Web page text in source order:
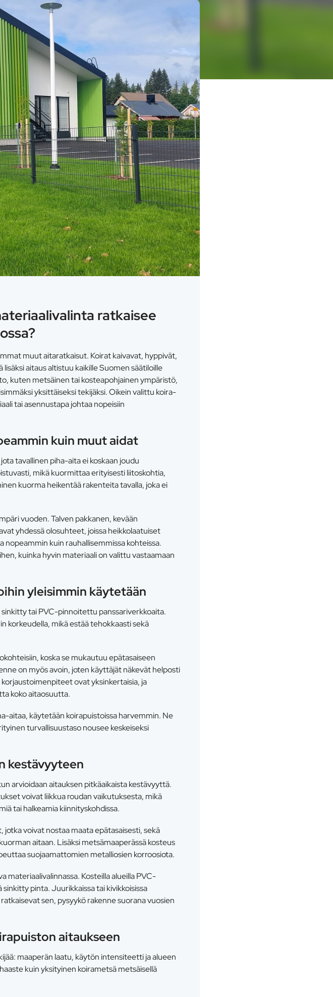
ratkaisee
muut aitaratkaisut. Koirat kaivavat, hyppivät,
aitaus altistuu kaikille Suomen säätiloille
kuten metsäinen tai kosteapohjainen ympäristö,
yksittäiseksi tekijäksi. Oikein valittu koira-
tai asennustapa johtaa nopeisiin
kuin muut aidat
tavallinen piha-aita ei koskaan joudu
mikä kuormittaa erityisesti liitoskohtia,
kuorma heikentää rakenteita tavalla, joka ei
vuoden. Talven pakkanen, kevään
yhdessä olosuhteet, joissa heikkolaatuiset
kuin rauhallisemmissa kohteissa.
kuinka hyvin materiaali on valittu vastaamaan
yleisimmin käytetään
sinkitty tai PVC-pinnoitettu panssariverkkoaita.
mikä estää tehokkaasti sekä
koska se mukautuu epätasaiseen
on myös avoin, joten käyttäjät näkevät helposti
ovat yksinkertaisia, ja
koko aitaosuutta.
aitaa, käytetään koirapuistoissa harvemmin. Ne
turvallisuustaso nousee keskeiseksi
kestävyyteen
arvioidaan aitauksen pitkäaikaista kestävyyttä.
voivat liikkua roudan vaikutuksesta, mikä
tai halkeamia kiinnityskohdissa.
voivat nostaa maata epätasaisesti, sekä
aitaan. Lisäksi metsämaaperässä kosteus
suojaamattomien metalliosien korroosiota.
materiaalivalinnassa. Kosteilla alueilla PVC-
pinta. Juurikkaissa tai kivikkoisissa
sen, pysyykö rakenne suorana vuosien
aitaukseen
maaperän laatu, käytön intensiteetti ja alueen
kuin yksityinen koirametsä metsäisellä